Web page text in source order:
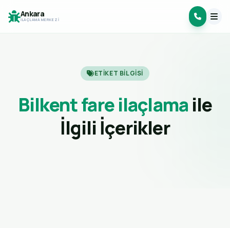
Ankara
İLAÇLAMA MERKEZI
ETIKET BILGISI
Bilkent fare ilaçlama ile
İlgili İçerikler